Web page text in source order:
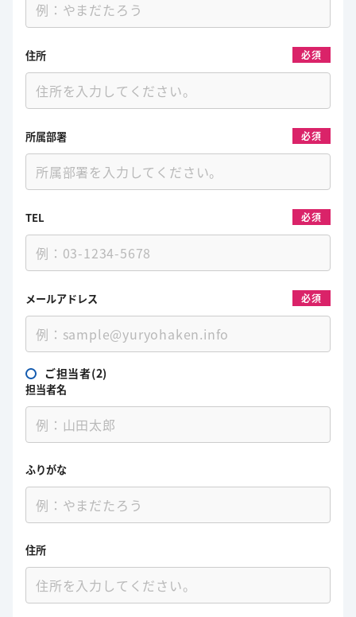
住所 必須
所属部署 必須
TEL 必須
メールアドレス 必須
ご担当者(2)
担当者名
ふりがな
住所